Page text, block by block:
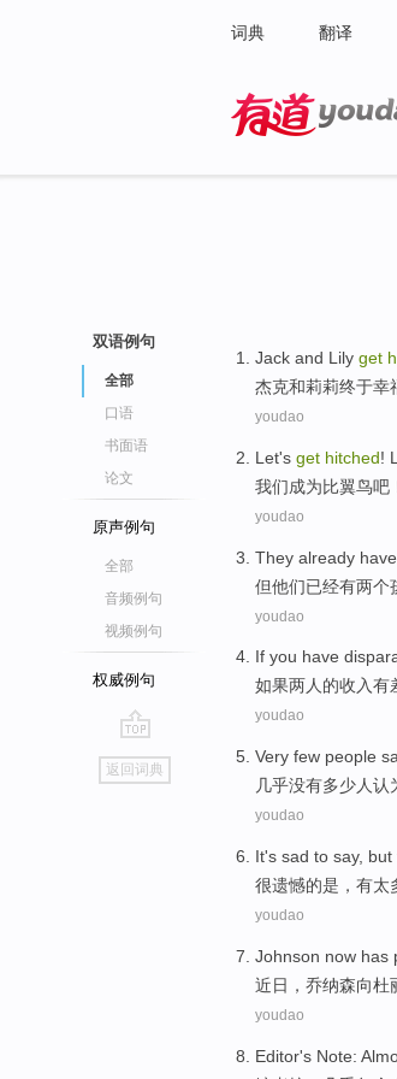
词典 翻译
双语例句
全部
口语
书面语
论文
原声例句
全部
音频例句
视频例句
权威例句
go
top
返回词典
Jack and Lily get
杰克和莉莉终于幸
youdao
Let's get hitched!
我们成为比翼鸟吧
youdao
They already have
但他们已经有两个
youdao
If you have
如果两人的收入有
youdao
Very few people
几乎没有多少人认
youdao
It's sad to say, but
很遗憾的是， 有太
youdao
Johnson now has
近日 ，乔纳森向杜
youdao
Editor's Note: